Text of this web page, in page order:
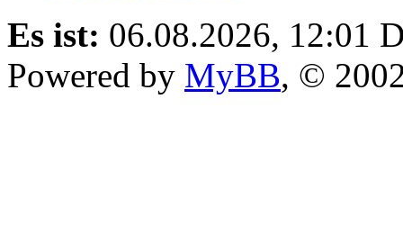
Es ist: 06.08.2026, 12:01
Powered by MyBB, ©